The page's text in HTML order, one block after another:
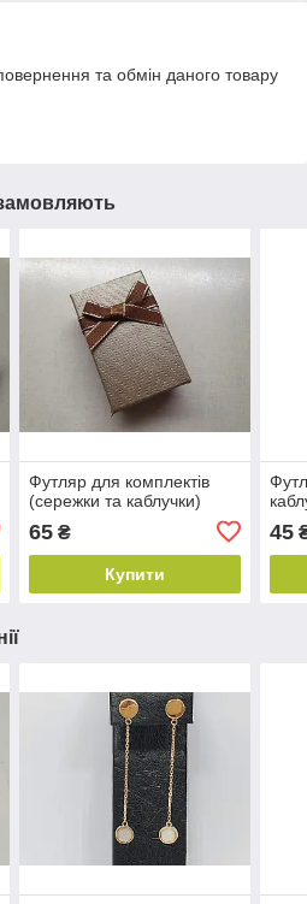
та обмін даного товару
Футляр для комплектів
(сережки та каблучки)
65₴
Купити
45